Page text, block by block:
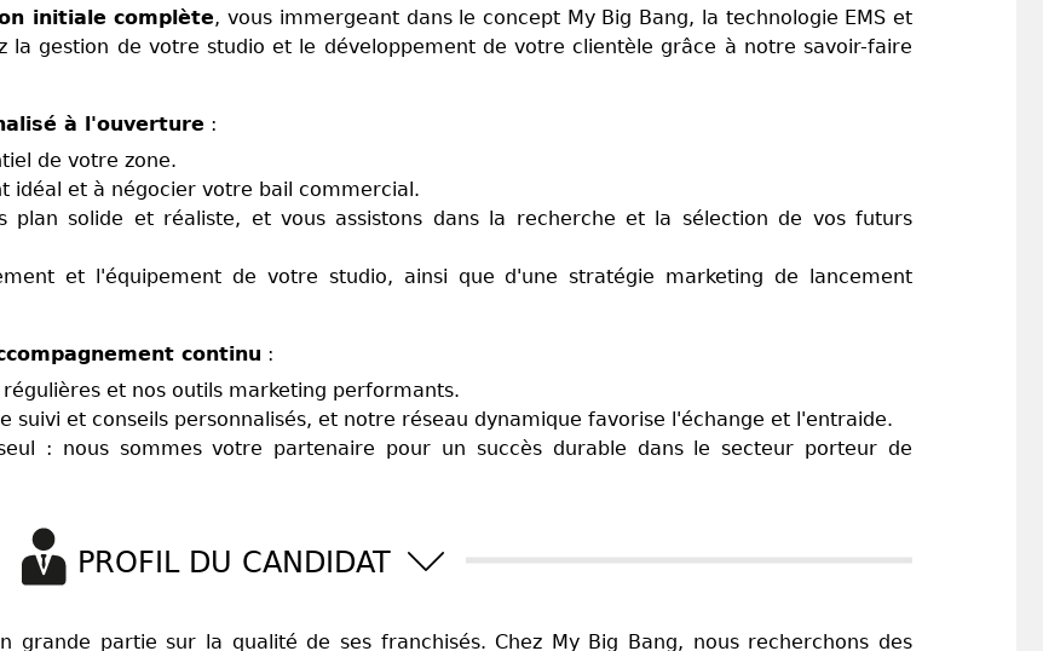
initiale complète, vous immergeant dans le concept My Big Bang, la technologie EMS et
la gestion de votre studio et le développement de votre clientèle grâce à notre savoir-faire
à l'ouverture :
de votre zone.
idéal et à négocier votre bail commercial.
plan solide et réaliste, et vous assistons dans la recherche et la sélection de vos futurs
et l'équipement de votre studio, ainsi que d'une stratégie marketing de lancement
continu :
et nos outils marketing performants.
suivi et conseils personnalisés, et notre réseau dynamique favorise l'échange et l'entraide.
: nous sommes votre partenaire pour un succès durable dans le secteur porteur de
PROFIL DU CANDIDAT
grande partie sur la qualité de ses franchisés. Chez My Big Bang, nous recherchons des